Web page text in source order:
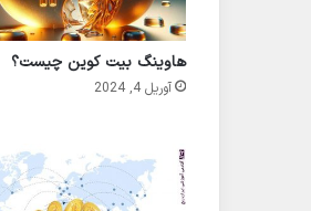
هاوینگ بیت کوین چیست؟
آوریل 4, 2024